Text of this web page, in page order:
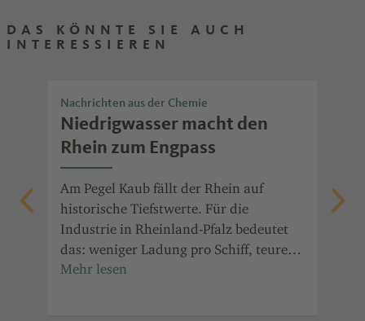
DAS KÖNNTE SIE AUCH
INTERESSIEREN
Nachrichten aus der Chemie
Niedrigwasser macht den
Rhein zum Engpass
Am Pegel Kaub fällt der Rhein auf
historische Tiefstwerte. Für die
Industrie in Rheinland-Pfalz bedeutet
das: weniger Ladung pro Schiff, teurere
Transporte und Ausweichrouten.